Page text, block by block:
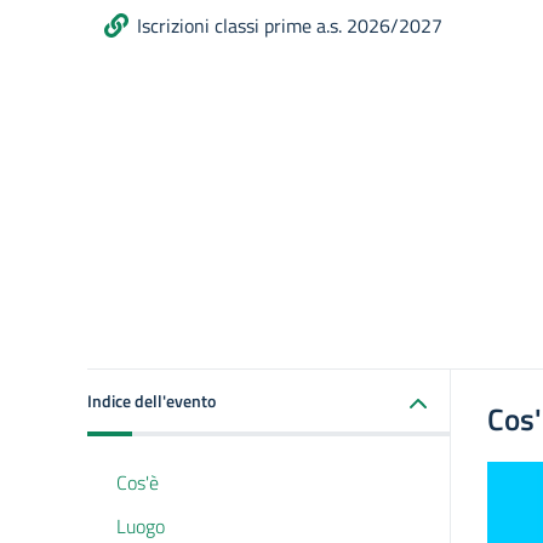
Iscrizioni classi prime a.s. 2026/2027
Indice dell'evento
Cos'è
Luogo